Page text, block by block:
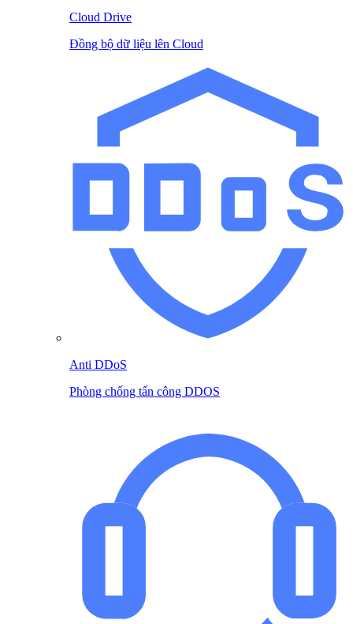
Cloud Drive
Đồng bộ dữ liệu lên Cloud
Anti DDoS
Phòng chống tấn công DDOS